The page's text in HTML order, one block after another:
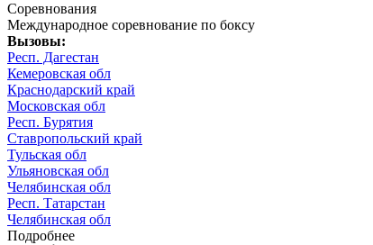
Соревнования
Международное соревнование по боксу
Вызовы:
Респ. Дагестан
Кемеровская обл
Краснодарский край
Московская обл
Респ. Бурятия
Ставропольский край
Тульская обл
Ульяновская обл
Челябинская обл
Респ. Татарстан
Челябинская обл
Подробнее